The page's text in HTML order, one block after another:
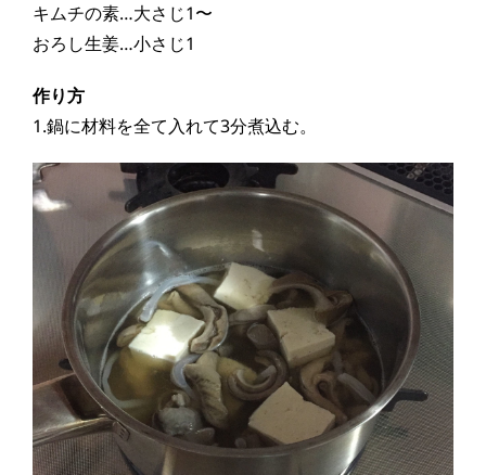
キムチの素…大さじ1〜
おろし生姜…小さじ1
作り方
1.鍋に材料を全て入れて3分煮込む。